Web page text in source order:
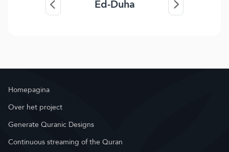
Ed-Duha
Homepagina
Over het project
Generate Quranic Designs
Continuous streaming of the Quran